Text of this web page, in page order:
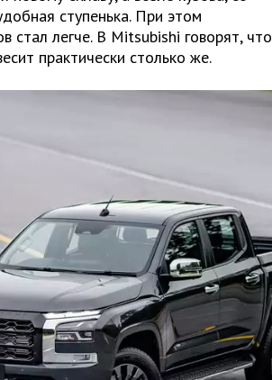
ступенька. При этом
стал легче. В Mitsubishi говорят, что
практически столько же.